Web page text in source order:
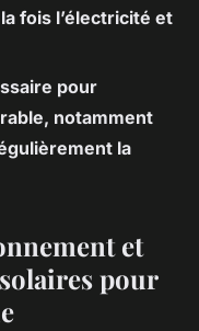
fois l’électricité et
pour
notamment
la
et
pour